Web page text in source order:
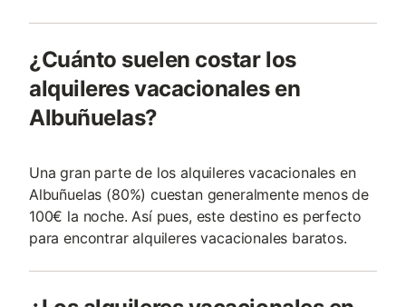
¿Cuánto suelen costar los
alquileres vacacionales en
Albuñuelas?
Una gran parte de los alquileres vacacionales en
Albuñuelas (80%) cuestan generalmente menos de
100€ la noche. Así pues, este destino es perfecto
para encontrar alquileres vacacionales baratos.